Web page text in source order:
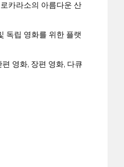
카라소의 아름다운 산
독립 영화를 위한 플랫
영화, 장편 영화, 다큐